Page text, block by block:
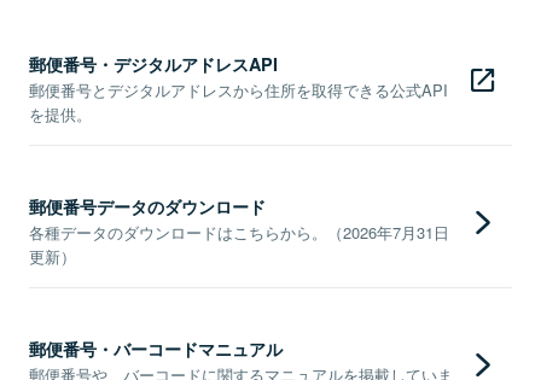
郵便番号・デジタルアドレスAPI
郵便番号とデジタルアドレスから住所を取得できる公式API
を提供。
郵便番号データのダウンロード
各種データのダウンロードはこちらから。（2026年7月31日
更新）
郵便番号・バーコードマニュアル
郵便番号や、バーコードに関するマニュアルを掲載していま